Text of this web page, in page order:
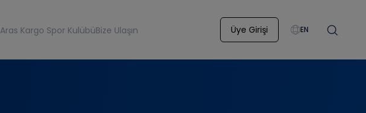
Aras Kargo Spor KulübüBize Ulaşın Üye Girişi EN